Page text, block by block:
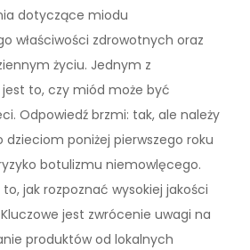
dotyczące miodu
właściwości zdrowotnych oraz
życiu. Jednym z
to, czy miód może być
Odpowiedź brzmi: tak, ale należy
poniżej pierwszego roku
botulizmu niemowlęcego.
jak rozpoznać wysokiej jakości
jest zwrócenie uwagi na
produktów od lokalnych